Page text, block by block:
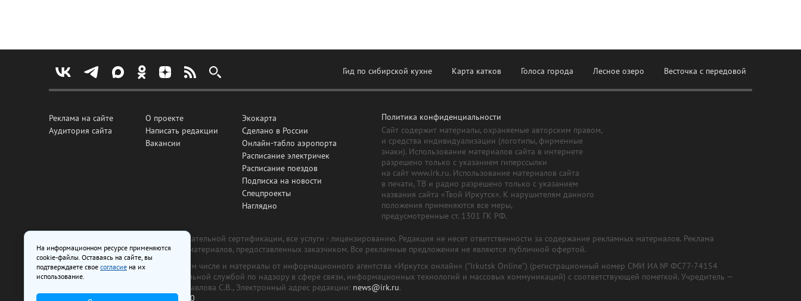
Гид по сибирской кухне Карта катков Голоса города Лесное озеро Весточка с передовой
Реклама на сайте
Аудитория сайта
О проекте
Написать редакции
Вакансии
Экокарта
Сделано в России
Онлайн-табло аэропорта
Расписание электричек
Расписание поездов
Подписка на новости
Спецпроекты
Наглядно
Политика конфиденциальности
Сайт содержит материалы, охраняемые авторским правом,
и средства индивидуализации (логотипы, фирменные
знаки). Использование материалов сайта в интернете
разрешено только с указанием гиперссылки
на сайт www.irk.ru. Использование материалов сайта
в печати, ТВ и радио разрешено только с указанием
названия сайта «Твой Иркутск». К нарушителям данного
положения применяются все меры,
предусмотренные ст. 1301 ГК РФ.
Все рекламные товары подлежат обязательной сертификации, все услуги - лицензированию. Редакция не несет ответственности за содержание рекламных материалов. Реклама
изготовлена и размещена на основе материалов, предоставленных заказчиком. Все рекламные предложения не являются публичной офертой.
На сайте www.irk.ru размещаются в том числе и материалы от информационного агентства «Иркутск онлайн» ("Irkutsk Online") (регистрационный номер СМИ ИА № ФС77-74154
от 29 октября 2018 г., выдан Федеральной службой по надзору в сфере связи, информационных технологий и массовых коммуникаций) с соответствующей пометкой. Учредитель —
ООО «Ирк.ру». Главный редактор — Павлова С.В., Электронный адрес редакции: news@irk.ru.
Телефон редакции:
+7 (3952) 48-88-50
На информационном ресурсе применяются
cookie-файлы. Оставаясь на сайте, вы
подтверждаете свое согласие на их
использование.